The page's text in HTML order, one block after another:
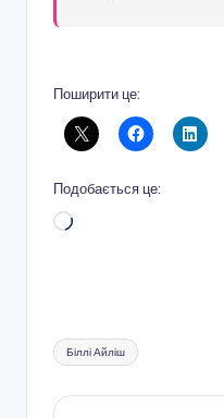
Поширити це:
Подобається це:
Завантаження…
Позначки:
Біллі Айліш